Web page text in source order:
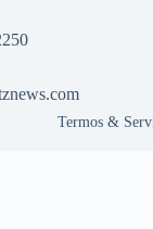
Termos &